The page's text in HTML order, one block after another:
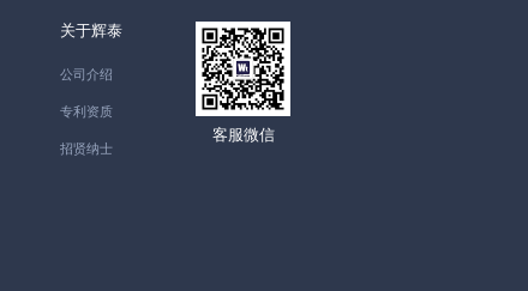
关于辉泰
公司介绍
专利资质
招贤纳士
客服微信